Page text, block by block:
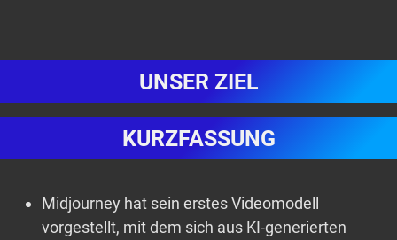
UNSER ZIEL
KURZFASSUNG
Midjourney hat sein erstes Videomodell
vorgestellt, mit dem sich aus KI-generierten